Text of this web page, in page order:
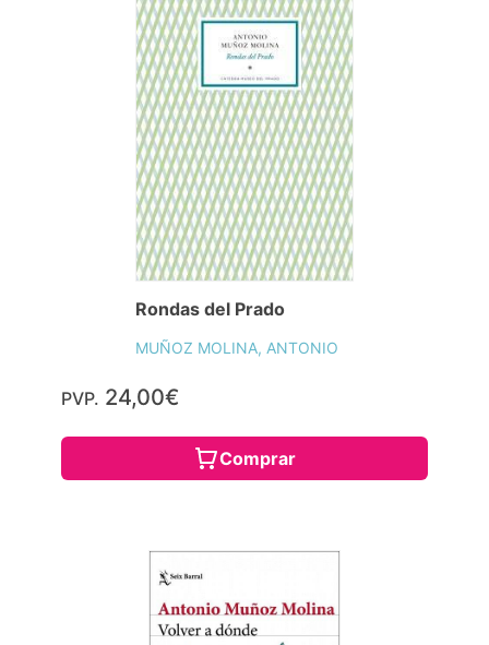
Rondas del Prado
MUÑOZ MOLINA, ANTONIO
PVP. 24,00€
Comprar